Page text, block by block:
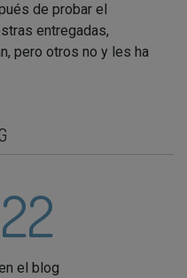
de probar el
entregadas,
pero otros no y les ha
el blog